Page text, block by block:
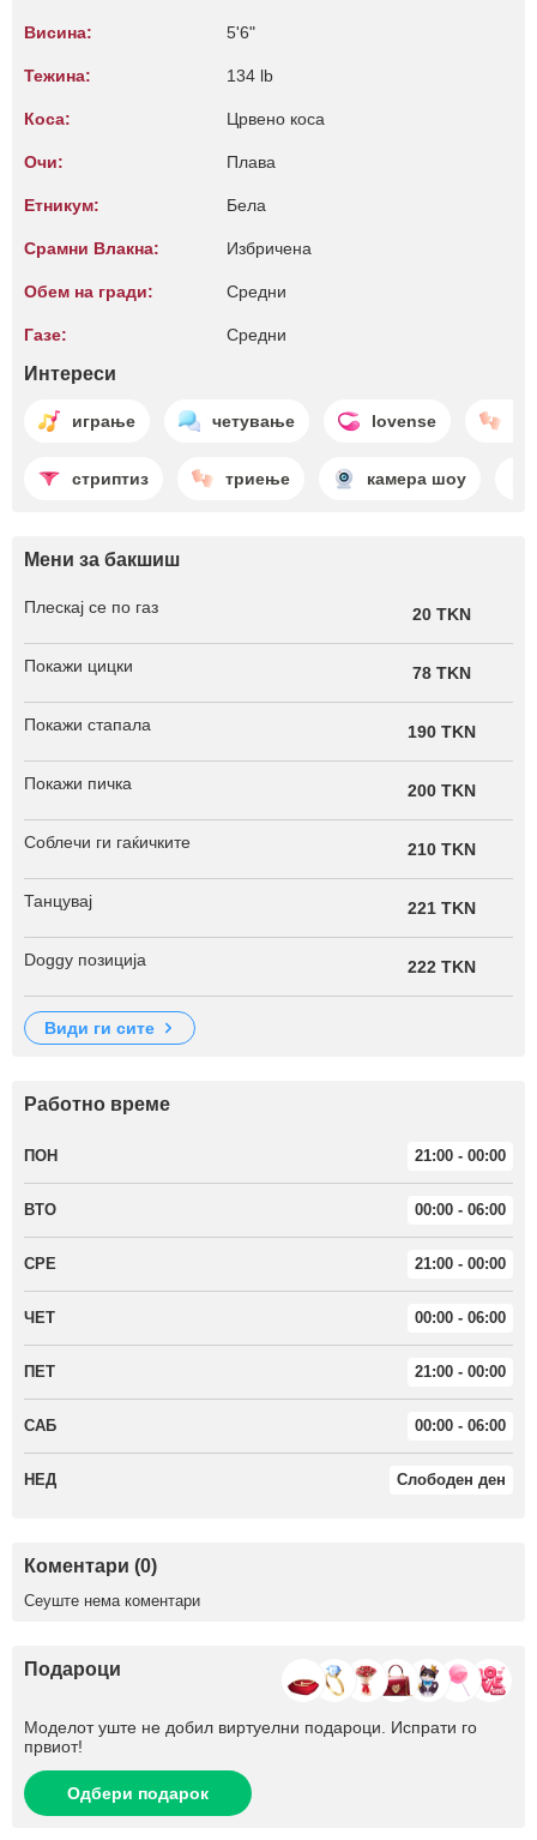
Висина: 5'6"
Тежина: 134 lb
Коса: Црвено коса
Очи: Плава
Етникум: Бела
Срамни Влакна: Избричена
Обем на гради: Средни
Газе: Средни
Интереси
играње четување lovense
стриптиз триење камера шоу
Мени за бакшиш
Плескај се по газ 20 TKN
Покажи цицки 78 TKN
Покажи стапала 190 TKN
Покажи пичка 200 TKN
Соблечи ги гаќичките 210 TKN
Танцувај 221 TKN
Doggy позиција 222 TKN
види ги сите
Работно време
ПОН 21:00 - 00:00
ВТО 00:00 - 06:00
СРЕ 21:00 - 00:00
ЧЕТ 00:00 - 06:00
ПЕТ 21:00 - 00:00
САБ 00:00 - 06:00
НЕД Слободен ден
Коментари (0)
Сеуште нема коментари
Подароци
Моделот уште не добил виртуелни подароци. Испрати го
првиот!
Одбери подарок